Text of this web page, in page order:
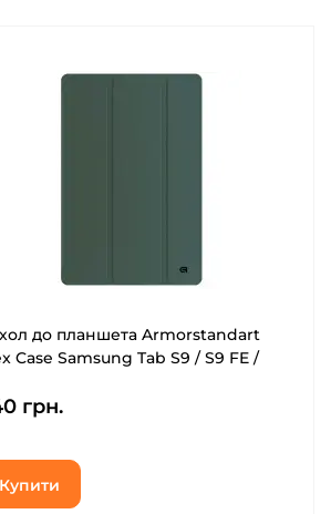
до планшета Armorstandart
Case Samsung Tab S9 / S9 FE /
грн.
Купити